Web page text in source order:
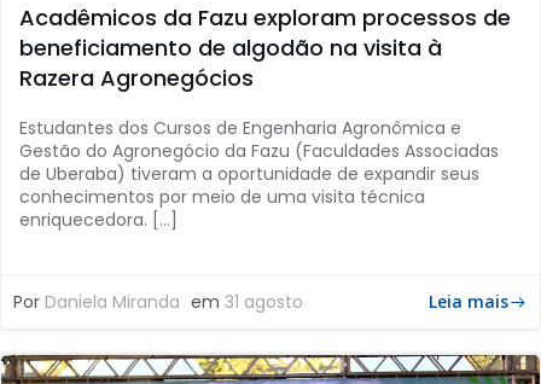
Acadêmicos da Fazu exploram processos de
beneficiamento de algodão na visita à
Razera Agronegócios
Estudantes dos Cursos de Engenharia Agronômica e
Gestão do Agronegócio da Fazu (Faculdades Associadas
de Uberaba) tiveram a oportunidade de expandir seus
conhecimentos por meio de uma visita técnica
enriquecedora. […]
Por Daniela Miranda em 31 agosto Leia mais